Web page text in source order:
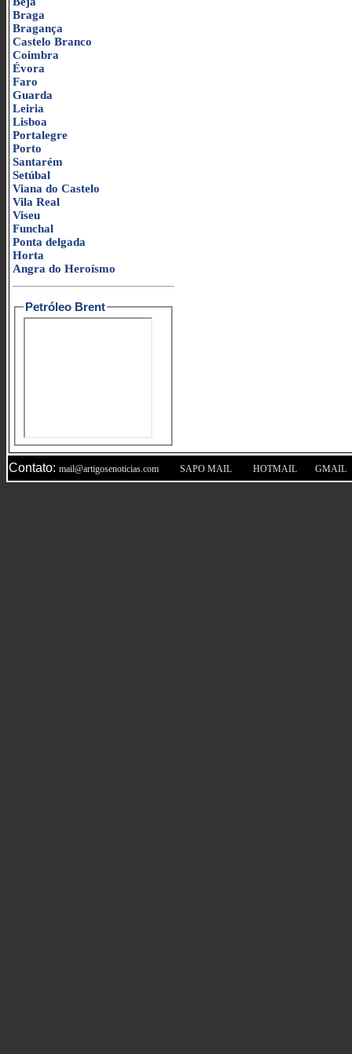
Braga
Bragança
Castelo Branco
Coimbra
Évora
Faro
Guarda
Leiria
Lisboa
Portalegre
Porto
Santarém
Setúbal
Viana do Castelo
Vila Real
Viseu
Funchal
Ponta delgada
Horta
Angra do Heroísmo
Petróleo Brent
Contato: mail@artigosenoticias.com SAPO MAIL HOTMAIL GMAIL